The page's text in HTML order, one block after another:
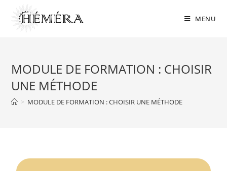
MENU
MODULE DE FORMATION : CHOISIR
UNE MÉTHODE
> MODULE DE FORMATION : CHOISIR UNE MÉTHODE